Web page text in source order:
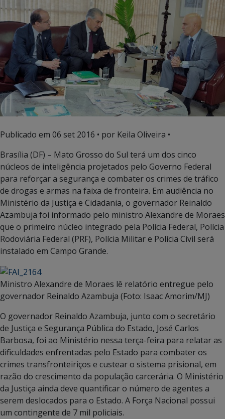
Publicado em 06 set 2016 • por Keila Oliveira •
Brasília (DF) – Mato Grosso do Sul terá um dos cinco
núcleos de inteligência projetados pelo Governo Federal
para reforçar a segurança e combater os crimes de tráfico
de drogas e armas na faixa de fronteira. Em audiência no
Ministério da Justiça e Cidadania, o governador Reinaldo
Azambuja foi informado pelo ministro Alexandre de Moraes
que o primeiro núcleo integrado pela Polícia Federal, Polícia
Rodoviária Federal (PRF), Polícia Militar e Polícia Civil será
instalado em Campo Grande.
Ministro Alexandre de Moraes lê relatório entregue pelo
governador Reinaldo Azambuja (Foto: Isaac Amorim/MJ)
O governador Reinaldo Azambuja, junto com o secretário
de Justiça e Segurança Pública do Estado, José Carlos
Barbosa, foi ao Ministério nessa terça-feira para relatar as
dificuldades enfrentadas pelo Estado para combater os
crimes transfronteiriços e custear o sistema prisional, em
razão do crescimento da população carcerária. O Ministério
da Justiça ainda deve quantificar o número de agentes a
serem deslocados para o Estado. A Força Nacional possui
um contingente de 7 mil policiais.